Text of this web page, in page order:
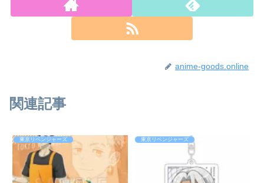
anime-goods.online
関連記事
東京リベンジャーズ 東京リベンジャーズ